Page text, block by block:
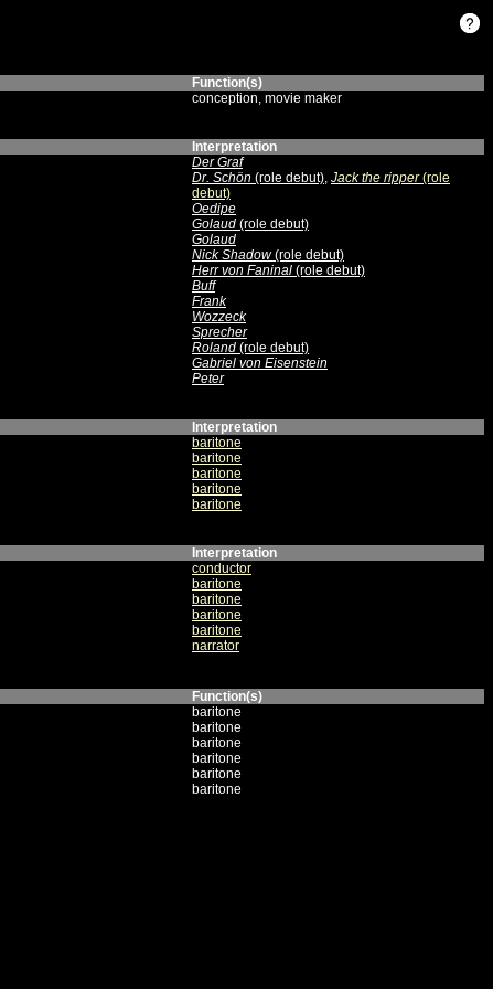
Function(s)
conception, movie maker
Interpretation
Der Graf
Dr. Schön (role debut), Jack the ripper(role
debut)
Oedipe
Golaud (role debut)
Golaud
Nick Shadow(role debut)
Herr von Faninal (role debut)
Buff
Frank
Wozzeck
Sprecher
Roland (role debut)
Gabriel von Eisenstein
Peter
Interpretation
baritone
baritone
baritone
baritone
baritone
Interpretation
conductor
baritone
baritone
baritone
baritone
narrator
Function(s)
baritone
baritone
baritone
baritone
baritone
baritone